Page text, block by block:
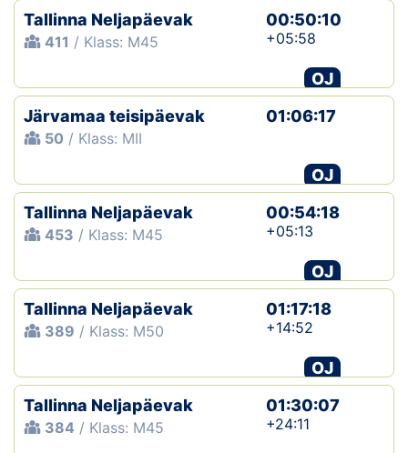
Tallinna Neljapäevak
411 / Klass: M45
00:50:10
+05:58
OJ
Järvamaa teisipäevak
50 / Klass: MII
01:06:17
OJ
Tallinna Neljapäevak
453 / Klass: M45
00:54:18
+05:13
OJ
Tallinna Neljapäevak
389 / Klass: M50
01:17:18
+14:52
OJ
Tallinna Neljapäevak
384 / Klass: M45
01:30:07
+24:11